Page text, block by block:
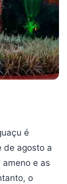
é
de agosto a
e as
o